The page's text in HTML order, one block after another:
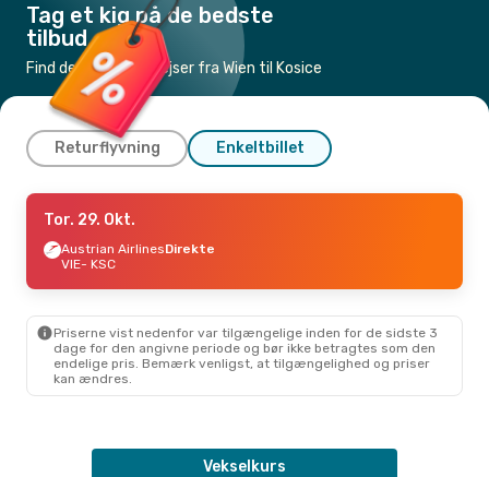
Tag et kig på de bedste
tilbud
Find de billigste flyrejser fra Wien til Kosice
Returflyvning Enkeltbillet
Tor. 27. Aug.
Austrian AirlinesDirekte
VIE- KSC
KSC- VIE
Tor. 29. Okt.
Austrian AirlinesDirekte
VIE- KSC
Priserne vist nedenfor var tilgængelige inden for de sidste 3
dage for den angivne periode og bør ikke betragtes som den
endelige pris. Bemærk venligst, at tilgængelighed og priser
kan ændres.
Vekselkurs